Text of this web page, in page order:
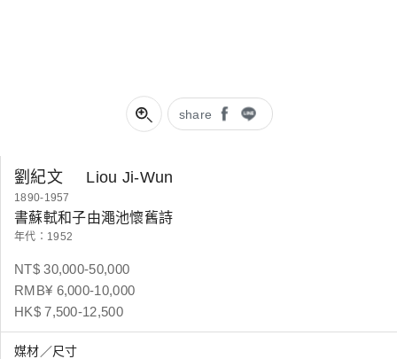
share
劉紀文 Liou Ji-Wun
1890-1957
書蘇軾和子由澠池懷舊詩
年代：1952
NT$ 30,000-50,000
RMB¥ 6,000-10,000
HK$ 7,500-12,500
媒材／尺寸